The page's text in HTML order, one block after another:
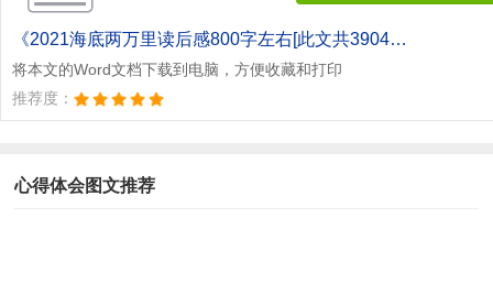
《2021海底两万里读后感800字左右[此文共3904字].doc》
将本文的Word文档下载到电脑，方便收藏和打印
推荐度：
心得体会图文推荐